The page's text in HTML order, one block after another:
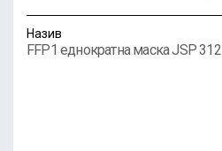
Назив
FFP1 еднократна маска JSP 312